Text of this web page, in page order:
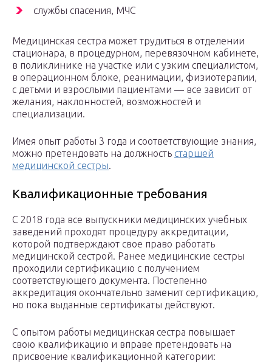
службы спасения, МЧС
Медицинская сестра может трудиться в отделении
стационара, в процедурном, перевязочном кабинете,
в поликлинике на участке или с узким специалистом,
в операционном блоке, реанимации, физиотерапии,
с детьми и взрослыми пациентами — все зависит от
желания, наклонностей, возможностей и
специализации.
Имея опыт работы 3 года и соответствующие знания,
можно претендовать на должность старшей
медицинской сестры.
Квалификационные требования
С 2018 года все выпускники медицинских учебных
заведений проходят процедуру аккредитации,
которой подтверждают свое право работать
медицинской сестрой. Ранее медицинские сестры
проходили сертификацию с получением
соответствующего документа. Постепенно
аккредитация окончательно заменит сертификацию,
но пока выданные сертификаты действуют.
С опытом работы медицинская сестра повышает
свою квалификацию и вправе претендовать на
присвоение квалификационной категории: